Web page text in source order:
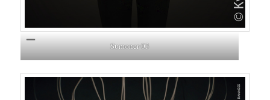
Sumoner 03